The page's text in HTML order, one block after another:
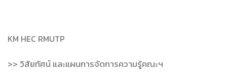
KM HEC RMUTP
>> วิสัยทัศน์ และแผนการจัดการความรู้คณะฯ